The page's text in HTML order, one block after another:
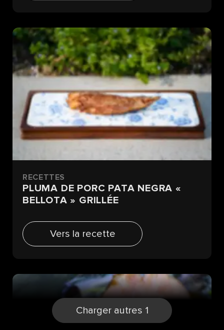
RECETTES
PLUMA DE PORC PATA NEGRA «
BELLOTA » GRILLÉE
Vers la recette
Charger autres 1